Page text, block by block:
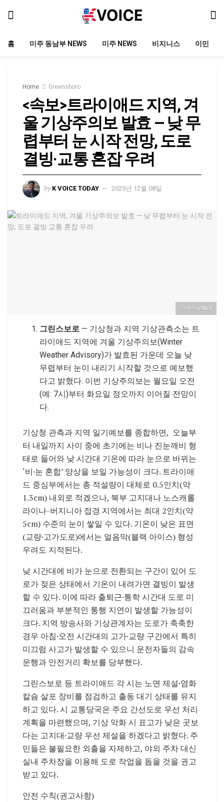
홈 미주 동남부 NEWS 미주 NEWS 비지니스 이민
Home Greensboro
<속보>트라이애드 지역, 겨
울 기상주의보 발효 — 낮 무
렵부터 눈 시작 전망, 도로
결빙·교통 혼잡 우려
by K VOICE TODAY 2025년 12월 08일
Screenshot
그린스보로 — 기상청과 지역 기상관측소는 트
라이애드 지역에 겨울 기상주의보(Winter
Weather Advisory)가 발효된 가운데 오늘 낮
무렵부터 눈이 내리기 시작할 것으로 예보했
다고 밝혔다. 이번 기상주의보는 월요일 오전
(예: 7시)부터 화요일 정오까지 이어질 전망이
다.
기상청 관측과 지역 일기예보를 종합하면, 오늘부
터 내일까지 사이 중에 초기에는 비나 진눈깨비 형
태로 들어와 낮 시간대 기온에 따라 눈으로 바뀌는
‘비·눈 혼합’ 양상을 보일 가능성이 크다. 트라이애
드 중심부에서는 총 적설량이 대체로 0.5인치(약
1.3cm) 내외로 적겠으나, 북부 고지대나 노스캐롤
라이나-버지니아 접경 지역에서는 최대 2인치(약
5cm) 수준의 눈이 쌓일 수 있다. 기온이 낮은 표면
(교량·고가도로)에서는 얼음막(블랙 아이스) 형성
우려도 지적된다.
낮 시간대에 비가 눈으로 전환되는 구간이 있어 도
로가 젖은 상태에서 기온이 내려가면 결빙이 발생
할 수 있다. 이에 따라 출퇴근·통학 시간대 도로 미
끄러움과 부분적인 통행 지연이 발생할 가능성이
크다. 지역 방송사와 기상관계자는 도로가 축축한
경우 아침·오전 시간대의 고가·교량 구간에서 특히
미끄럼 사고가 발생할 수 있으니 운전자들의 감속
운행과 안전거리 확보를 당부했다.
그린스보로 등 트라이애드 각 시는 노면 제설·염화
칼슘 살포 장비를 점검하고 출동 대기 상태를 유지
하고 있다. 시 교통당국은 주요 간선도로 우선 처리
계획을 마련했으며, 기상 악화 시 표고가 낮은 곳보
다는 고지대·교량 우선 제설을 하겠다고 밝혔다. 주
민들은 불필요한 외출을 자제하고, 야외 주차 대신
실내 주차장을 이용해 도로 작업을 돕을 것을 권고
받고 있다.
안전 수칙(권고사항)